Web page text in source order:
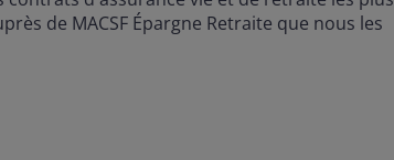
de MACSF Épargne Retraite que nous les